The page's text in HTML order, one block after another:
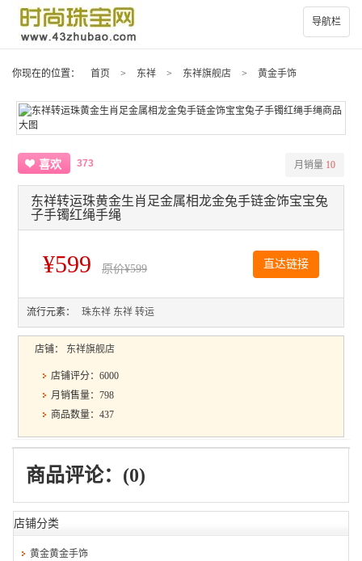
导航栏
你现在的位置： 首页 > 东祥 > 东祥旗舰店 > 黄金手饰
喜欢 373 月销量 10
东祥转运珠黄金生肖足金属相龙金兔手链金饰宝宝兔
子手镯红绳手绳
¥599 原价¥599 直达链接
流行元素： 珠东祥 东祥 转运
店铺： 东祥旗舰店
店铺评分：6000
月销售量：798
商品数量：437
商品评论：(0)
店铺分类
黄金黄金手饰